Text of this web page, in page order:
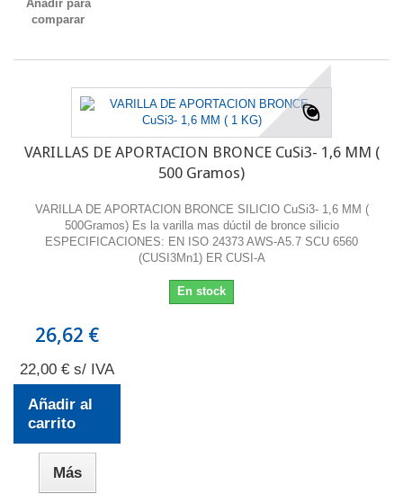
Añadir para
comparar
VARILLAS DE APORTACION BRONCE CuSi3- 1,6 MM (
500 Gramos)
VARILLA DE APORTACION BRONCE SILICIO CuSi3- 1,6 MM (
500Gramos) Es la varilla mas dúctil de bronce silicio
ESPECIFICACIONES: EN ISO 24373 AWS-A5.7 SCU 6560
(CUSI3Mn1) ER CUSI-A
En stock
26,62 €
22,00 € s/ IVA
Añadir al
carrito
Más